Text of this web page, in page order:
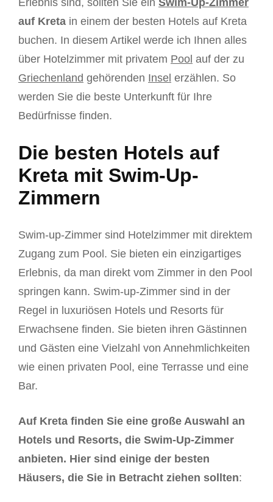
Erlebnis sind, sollten Sie ein Swim-Up-Zimmer
auf Kreta in einem der besten Hotels auf Kreta
buchen. In diesem Artikel werde ich Ihnen alles
über Hotelzimmer mit privatem Pool auf der zu
Griechenland gehörenden Insel erzählen. So
werden Sie die beste Unterkunft für Ihre
Bedürfnisse finden.
Die besten Hotels auf
Kreta mit Swim-Up-
Zimmern
Swim-up-Zimmer sind Hotelzimmer mit direktem
Zugang zum Pool. Sie bieten ein einzigartiges
Erlebnis, da man direkt vom Zimmer in den Pool
springen kann. Swim-up-Zimmer sind in der
Regel in luxuriösen Hotels und Resorts für
Erwachsene finden. Sie bieten ihren Gästinnen
und Gästen eine Vielzahl von Annehmlichkeiten
wie einen privaten Pool, eine Terrasse und eine
Bar.
Auf Kreta finden Sie eine große Auswahl an
Hotels und Resorts, die Swim-Up-Zimmer
anbieten. Hier sind einige der besten
Häusers, die Sie in Betracht ziehen sollten: